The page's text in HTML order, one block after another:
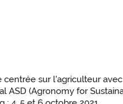
sur l'agriculteur avec
ASD (Agronomy for